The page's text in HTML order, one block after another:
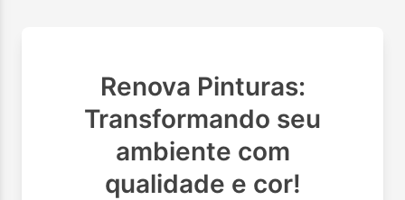
Renova Pinturas:
Transformando seu
ambiente com
qualidade e cor!